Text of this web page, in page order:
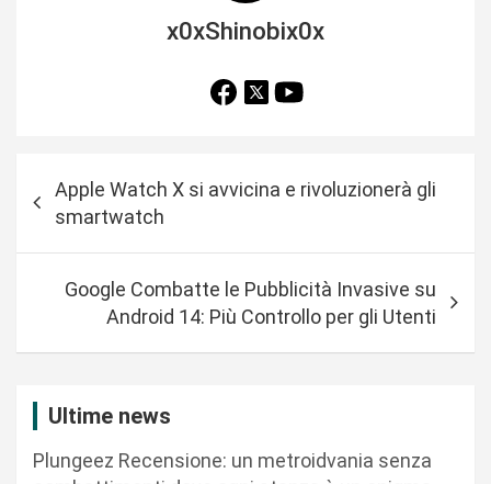
x0xShinobix0x
a
Apple Watch X si avvicina e rivoluzionerà gli
smartwatch
Google Combatte le Pubblicità Invasive su
Android 14: Più Controllo per gli Utenti
Ultime news
Plungeez Recensione: un metroidvania senza